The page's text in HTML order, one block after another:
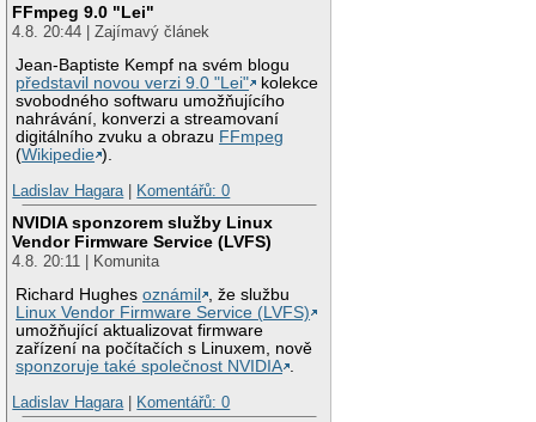
FFmpeg 9.0 "Lei"
4.8. 20:44 | Zajímavý článek
Jean-Baptiste Kempf na svém blogu
představil novou verzi 9.0 "Lei"
kolekce
svobodného softwaru umožňujícího
nahrávání, konverzi a streamovaní
digitálního zvuku a obrazu FFmpeg
(Wikipedie ).
Ladislav Hagara| Komentářů: 0
NVIDIA sponzorem služby Linux
Vendor Firmware Service (LVFS)
4.8. 20:11 | Komunita
Richard Hughesoznámil
, že službu
Linux Vendor Firmware Service (LVFS)
umožňující aktualizovat firmware
zařízení na počítačích s Linuxem, nově
sponzoruje také společnost NVIDIA .
Ladislav Hagara| Komentářů: 0